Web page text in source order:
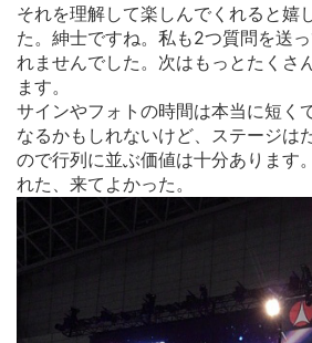
それを理解して楽しんでくれると嬉
た。紳士ですね。私も2つ質問を送
れませんでした。次はもっとたくさ
ます。
サインやフォトの時間は本当に短く
なるかもしれないけど、ステージは
ので行列に並ぶ価値は十分あります
れた、来てよかった。